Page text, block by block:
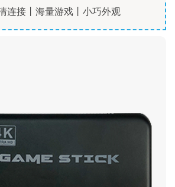
连接丨海量游戏丨小巧外观